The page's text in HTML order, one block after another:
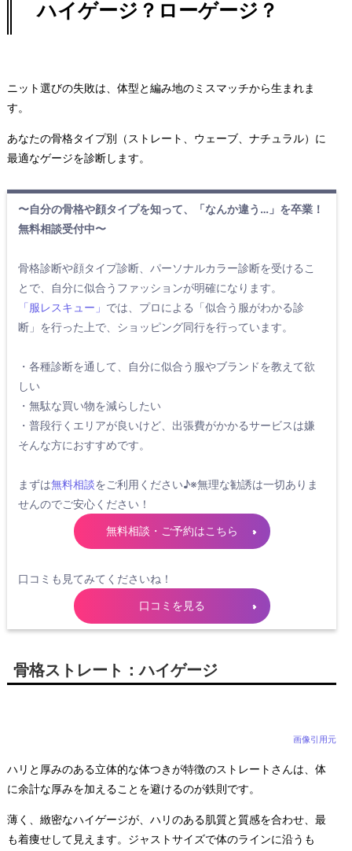
ハイゲージ？ローゲージ？
ニット選びの失敗は、体型と編み地のミスマッチから生まれま
す。
あなたの骨格タイプ別（ストレート、ウェーブ、ナチュラル）に
最適なゲージを診断します。
〜自分の骨格や顔タイプを知って、「なんか違う…」を卒業！
無料相談受付中〜
骨格診断や顔タイプ診断、パーソナルカラー診断を受けるこ
とで、自分に似合うファッションが明確になります。
「服レスキュー」 では、プロによる「似合う服がわかる診
断」を行った上で、ショッピング同行を行っています。
・各種診断を通して、自分に似合う服やブランドを教えて欲
しい
・無駄な買い物を減らしたい
・普段行くエリアが良いけど、出張費がかかるサービスは嫌
そんな方におすすめです。
まずは無料相談をご利用ください♪※無理な勧誘は一切ありま
せんのでご安心ください！
無料相談・ご予約はこちら
口コミも見てみてくださいね！
口コミを見る
骨格ストレート：ハイゲージ
画像引用元
ハリと厚みのある立体的な体つきが特徴のストレートさんは、体
に余計な厚みを加えることを避けるのが鉄則です。
薄く、緻密なハイゲージが、ハリのある肌質と質感を合わせ、最
も着痩せして見えます。ジャストサイズで体のラインに沿うも